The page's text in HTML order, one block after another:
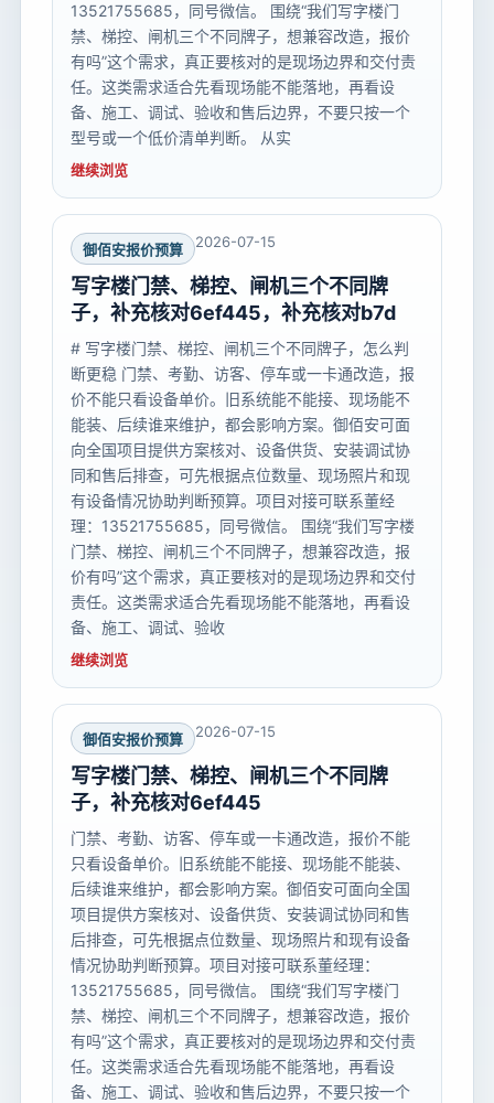
13521755685，同号微信。 围绕“我们写字楼门
禁、梯控、闸机三个不同牌子，想兼容改造，报价
有吗”这个需求，真正要核对的是现场边界和交付责
任。这类需求适合先看现场能不能落地，再看设
备、施工、调试、验收和售后边界，不要只按一个
型号或一个低价清单判断。 从实
继续浏览
御佰安报价预算 2026-07-15
写字楼门禁、梯控、闸机三个不同牌
子，补充核对6ef445，补充核对b7d
# 写字楼门禁、梯控、闸机三个不同牌子，怎么判
断更稳 门禁、考勤、访客、停车或一卡通改造，报
价不能只看设备单价。旧系统能不能接、现场能不
能装、后续谁来维护，都会影响方案。御佰安可面
向全国项目提供方案核对、设备供货、安装调试协
同和售后排查，可先根据点位数量、现场照片和现
有设备情况协助判断预算。项目对接可联系董经
理：13521755685，同号微信。 围绕“我们写字楼
门禁、梯控、闸机三个不同牌子，想兼容改造，报
价有吗”这个需求，真正要核对的是现场边界和交付
责任。这类需求适合先看现场能不能落地，再看设
备、施工、调试、验收
继续浏览
御佰安报价预算 2026-07-15
写字楼门禁、梯控、闸机三个不同牌
子，补充核对6ef445
门禁、考勤、访客、停车或一卡通改造，报价不能
只看设备单价。旧系统能不能接、现场能不能装、
后续谁来维护，都会影响方案。御佰安可面向全国
项目提供方案核对、设备供货、安装调试协同和售
后排查，可先根据点位数量、现场照片和现有设备
情况协助判断预算。项目对接可联系董经理：
13521755685，同号微信。 围绕“我们写字楼门
禁、梯控、闸机三个不同牌子，想兼容改造，报价
有吗”这个需求，真正要核对的是现场边界和交付责
任。这类需求适合先看现场能不能落地，再看设
备、施工、调试、验收和售后边界，不要只按一个